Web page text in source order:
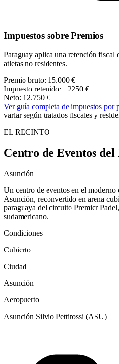
Impuestos sobre Premios
Paraguay aplica una retención fiscal
atletas no residentes.
Premio bruto: 15.000 €
Impuesto retenido: −2250 €
Neto: 12.750 €
Ver guía completa de impuestos por
variar según tratados fiscales y
EL RECINTO
Centro de Eventos
Asunción
Un centro de eventos en el
Asunción, reconvertido en arena
paraguaya del circuito Premier
sudamericano.
Condiciones
Cubierto
Ciudad
Asunción
Aeropuerto
Asunción Silvio Pettirossi (ASU)